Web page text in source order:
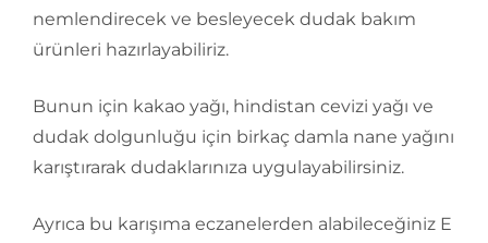
nemlendirecek ve besleyecek dudak bakım
ürünleri hazırlayabiliriz.
Bunun için kakao yağı, hindistan cevizi yağı ve
dudak dolgunluğu için birkaç damla nane yağını
karıştırarak dudaklarınıza uygulayabilirsiniz.
Ayrıca bu karışıma eczanelerden alabileceğiniz E